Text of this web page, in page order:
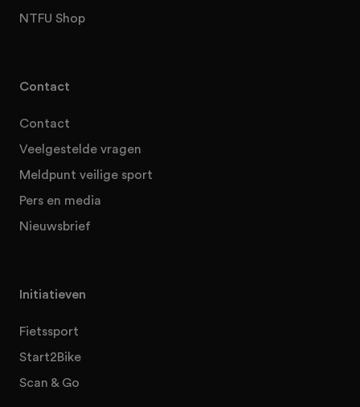
NTFU Shop
Contact
Contact
Veelgestelde vragen
Meldpunt veilige sport
Pers en media
Nieuwsbrief
Initiatieven
Fietssport
Start2Bike
Scan & Go